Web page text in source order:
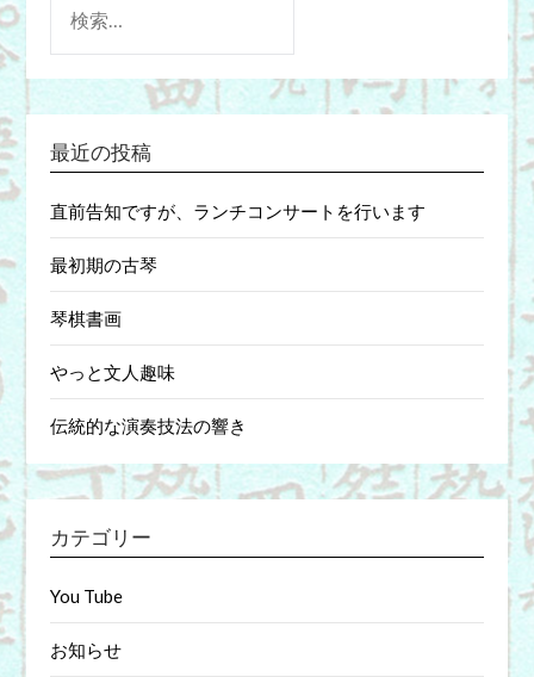
索:
最近の投稿
直前告知ですが、ランチコンサートを行います
最初期の古琴
琴棋書画
やっと文人趣味
伝統的な演奏技法の響き
カテゴリー
You Tube
お知らせ